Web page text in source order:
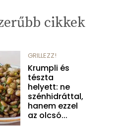
cikkek
GRILLEZZ!
Krumpli és
tészta
helyett: ne
szénhidráttal,
hanem ezzel
az olcsó...